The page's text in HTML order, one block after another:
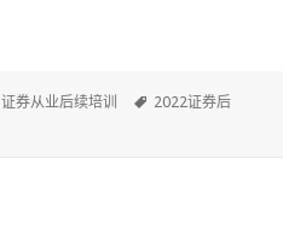
分
证券从业后续培训
标
2022证券后